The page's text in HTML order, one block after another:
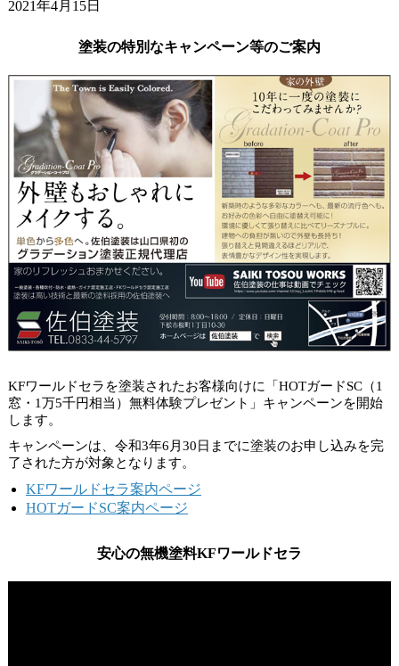
2021年4月15日
2021年4月9日
2021年4月6日
山口市アパート タイルクリヤー塗装。
塗装の特別なキャンペーン等のご案内
KFワールドセラを塗装されたお客様向けに「HOTガードSC（1
窓・1万5千円相当）無料体験プレゼント」キャンペーンを開始
します。
キャンペーンは、 令和3年6月30日 までに塗装のお申し込みを完
了された方が対象となります。
KFワールドセラ案内ページ
HOTガードSC案内ページ
安心の無機塗料KFワールドセラ